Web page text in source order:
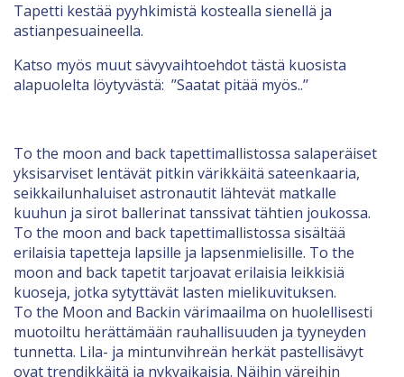
Tapetti kestää pyyhkimistä kostealla sienellä ja
astianpesuaineella.
Katso myös muut sävyvaihtoehdot tästä kuosista
alapuolelta löytyvästä: ’’Saatat pitää myös..’’
To the moon and back tapettimallistossa salaperäiset
yksisarviset lentävät pitkin värikkäitä sateenkaaria,
seikkailunhaluiset astronautit lähtevät matkalle
kuuhun ja sirot ballerinat tanssivat tähtien joukossa.
To the moon and back tapettimallistossa sisältää
erilaisia tapetteja lapsille ja lapsenmielisille. To the
moon and back tapetit tarjoavat erilaisia leikkisiä
kuoseja, jotka sytyttävät lasten mielikuvituksen.
To the Moon and Backin värimaailma on huolellisesti
muotoiltu herättämään rauhallisuuden ja tyyneyden
tunnetta. Lila- ja mintunvihreän herkät pastellisävyt
ovat trendikkäitä ja nykyaikaisia. Näihin väreihin